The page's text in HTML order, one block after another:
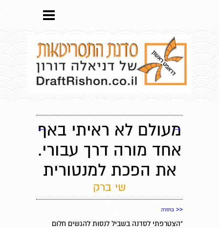
מעולם לא ראיתי באף
אחד מורה דרך עבורי.
את הפכת למנטורית
שי ברק
← →
<< בחזרה
"הצטרפתי לסדנה בשביל לנסות להגשים חלום